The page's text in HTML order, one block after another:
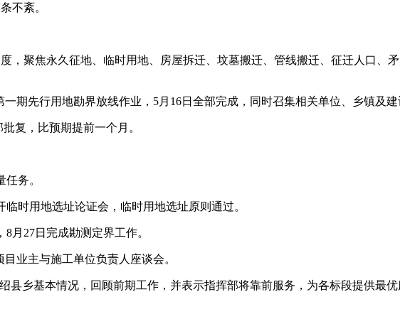
不紊。
，聚焦永久征地、临时用地、房屋拆迁、坟墓搬迁、管线搬迁、征迁人口、
期先行用地勘界放线作业，5月16日全部完成，同时召集相关单位、乡镇及建
复，比预期提前一个月。
务。
时用地选址论证会，临时用地选址原则通过。
月27日完成勘测定界工作。
业主与施工单位负责人座谈会。
县乡基本情况，回顾前期工作，并表示指挥部将靠前服务，为各标段提供最